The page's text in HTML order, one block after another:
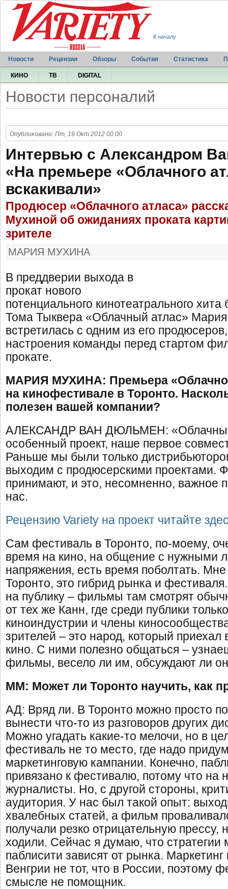
К началу
Новости Рецензии Обзоры События Статистика
КИНО ТВ DIGITAL
Новости персоналий
Опубликовано: Пт, 19 Окт 2012 00:00
Интервью с Александром
«На премьере «Облачного
вскакивали»
Продюсер «Облачного атласа»
Мухиной об ожиданиях проката
зрителе
МАРИЯ МУХИНА
В преддверии выхода в
прокат нового
потенциального кинотеатрального хита
Тома Тыквера «Облачный атлас»
встретилась с одним из его
настроения команды перед стартом
прокате.
МАРИЯ МУХИНА: Премьера
на кинофестивале в Торонто.
полезен вашей компании?
АЛЕКСАНДР ВАН ДЮЛЬМЕН:
особенный проект, наше первое
Раньше мы были только
выходим с продюсерскими проектами.
принимают, и это, несомненно, важное
нас.
Рецензию Variety на проект читайте
Сам фестиваль в Торонто, по-моему,
время на кино, на общение с нужными
напряжения, есть время поболтать.
Торонто, это гибрид рынка и
на публику – фильмы там смотрят
от тех же Канн, где среди публики
киноиндустрии и члены
зрителей – это народ, который приехал
кино. С ними полезно общаться –
фильмы, весело ли им, обсуждают ли
ММ: Может ли Торонто научить, как
АД: Вряд ли. В Торонто можно просто
вынести что-то из разговоров других
Можно угадать какие-то мелочи, но в
фестиваль не то место, где надо
маркетинговую кампании. Конечно,
привязано к фестивалю, потому что на
журналисты. Но, с другой стороны,
аудитория. У нас был такой опыт:
хвалебных статей, а фильм
получали резко отрицательную прессу,
ходили. Сейчас я думаю, что стратегии
паблисити зависят от рынка.
Венгрии не тот, что в России, поэтому
смысле не помощник.